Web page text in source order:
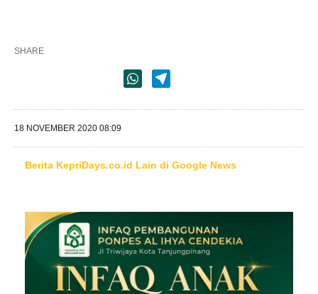
SHARE
18 NOVEMBER 2020 08:09
Berita KepriDays.co.id Lain di Google News